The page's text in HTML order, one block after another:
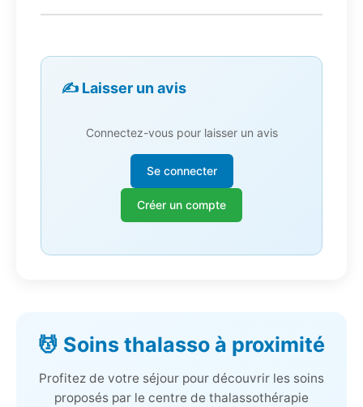
✍️ Laisser un avis
Connectez-vous pour laisser un avis
Se connecter
Créer un compte
💆 Soins thalasso à proximité
Profitez de votre séjour pour découvrir les soins
proposés par le centre de thalassothérapie